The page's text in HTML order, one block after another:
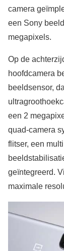
camera
een Sony
megapixels.
Op de
hoofdcamera
beeldsensor,
een 2
quad-camera
flitser, een
geïntegreerd.
maximale